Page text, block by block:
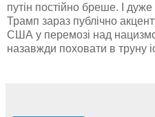
путін постійно бреше. І
Трамп зараз публічно
США у перемозі над
назавжди поховати в труну